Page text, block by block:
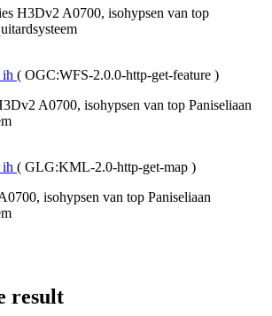
H3Dv2 A0700, isohypsen van top
( OGC:WFS-2.0.0-http-get-feature )
A0700, isohypsen van top Paniseliaan
( GLG:KML-2.0-http-get-map )
isohypsen van top Paniseliaan
result